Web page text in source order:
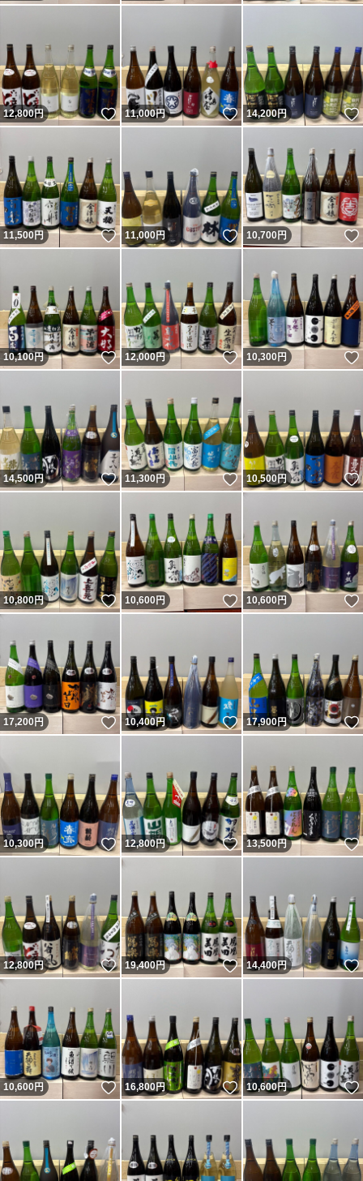
12,800円 いいね！
11,000円 いいね！
14,200円
11,500円 いいね！
11,000円 いいね！
10,700円
10,100円 いいね！
12,000円 いいね！
10,300円
14,500円 いいね！
11,300円 いいね！
10,500円
10,800円 いいね！
10,600円 いいね！
10,600円
17,200円 いいね！
10,400円 いいね！
17,900円
10,300円 いいね！
12,800円 いいね！
13,500円
12,800円 いいね！
19,400円 いいね！
14,400円
10,600円 いいね！
16,800円 いいね！
10,600円